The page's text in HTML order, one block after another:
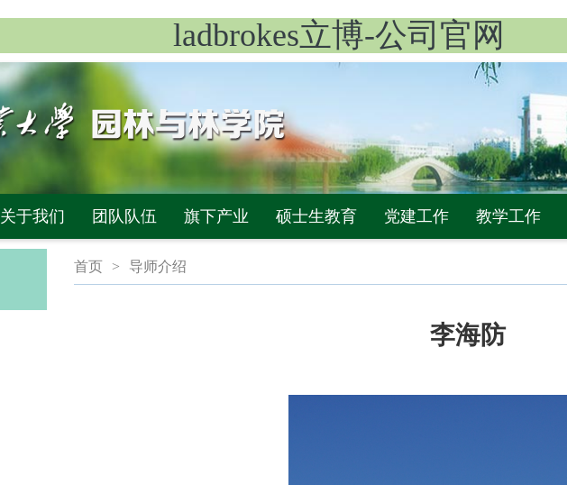
ladbrokes立博-公司官网
关于我们 团队队伍 旗下产业 硕士生教育 党建工作 教学工作
首页 > 导师介绍
李海防